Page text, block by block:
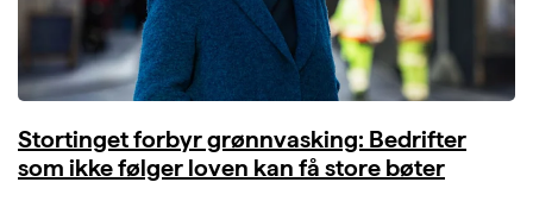
Stortinget forbyr grønnvasking: Bedrifter
som ikke følger loven kan få store bøter